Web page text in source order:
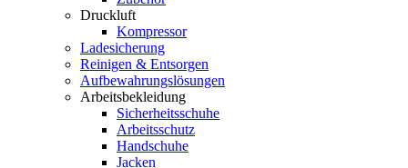
Druckluft
Kompressor
Ladesicherung
Reinigen & Entsorgen
Aufbewahrungslösungen
Arbeitsbekleidung
Sicherheitsschuhe
Arbeitsschutz
Handschuhe
Jacken